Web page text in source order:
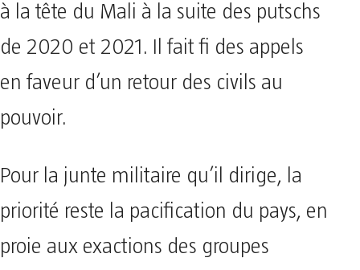
à la tête du Mali à la suite des putschs
de 2020 et 2021. Il fait fi des appels
en faveur d’un retour des civils au
pouvoir.
Pour la junte militaire qu’il dirige, la
priorité reste la pacification du pays, en
proie aux exactions des groupes